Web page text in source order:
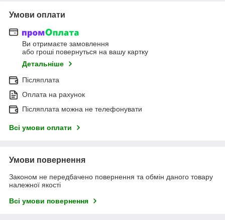
Умови оплати
Ви отримаєте замовлення
або гроші повернуться на вашу картку
Детальніше
Післяплата
Оплата на рахунок
Післяплата можна не телефонувати
Всі умови оплати
Умови повернення
Законом не передбачено повернення та обмін даного товару
належної якості
Всі умови повернення